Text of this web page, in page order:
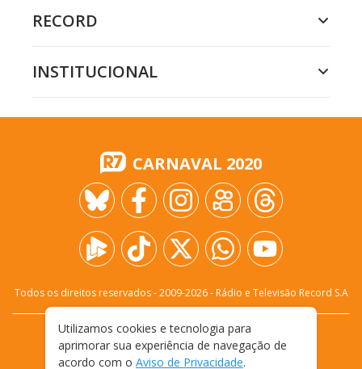
RECORD
INSTITUCIONAL
CARNAVAL 2020
Todos os direitos reservados - 2009-2026- Rádio e Televisão Record S.A
FALE CONOSCO
PRIVACIDADE
TERMOS E CONDIÇÕES DE USO
Utilizamos cookies e tecnologia para
aprimorar sua experiência de navegação de
acordo com o Aviso de Privacidade.